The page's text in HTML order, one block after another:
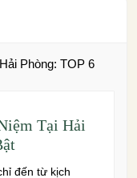
Tại Hải
đến từ kịch